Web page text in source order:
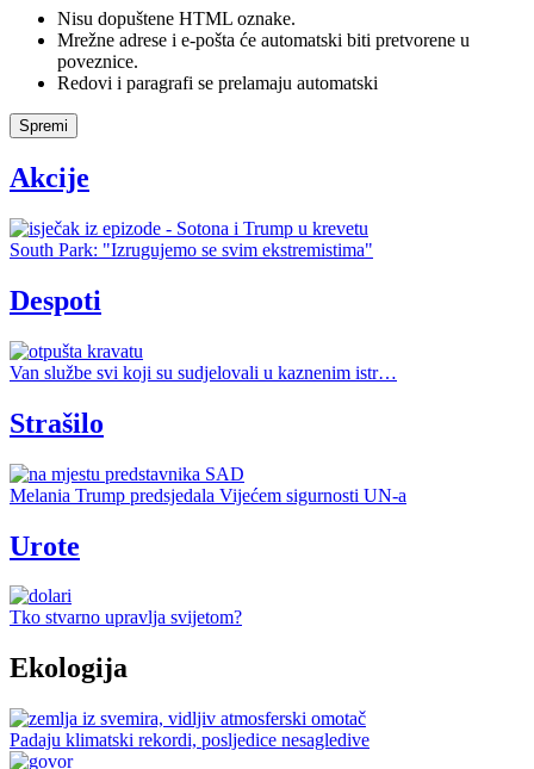
Nisu dopuštene HTML oznake.
Mrežne adrese i e-pošta će automatski biti pretvorene u
poveznice.
Redovi i paragrafi se prelamaju automatski
Spremi
Akcije
South Park: "Izrugujemo se svim ekstremistima"
Despoti
Van službe svi koji su sudjelovali u kaznenim istr…
Strašilo
Melania Trump predsjedala Vijećem sigurnosti UN-a
Urote
Tko stvarno upravlja svijetom?
Ekologija
Padaju klimatski rekordi, posljedice nesagledive